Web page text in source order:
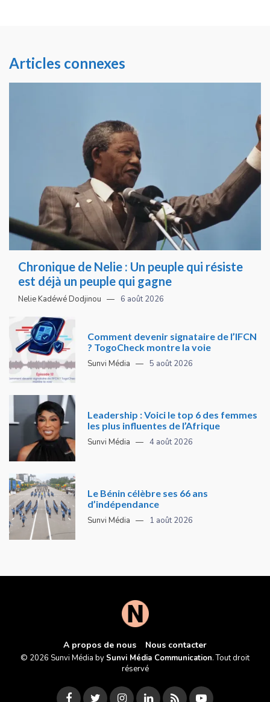
Articles connexes
Chronique de Nelie : Un peuple qui résiste
est déjà un peuple qui gagne
Nelie Kadéwé Dodjinou 6 août 2026
Comment devenir signataire de l’IFCN
? TogoCheck montre la voie
Sunvi Média 5 août 2026
Leadership : Voici le top 6 des femmes
les plus influentes de l’Afrique
Sunvi Média 4 août 2026
Le Bénin célèbre ses 66 ans
d’indépendance
Sunvi Média 1 août 2026
A propos de nous Nous contacter
© 2026 Sunvi Média by Sunvi Média Communication. Tout droit
réservé